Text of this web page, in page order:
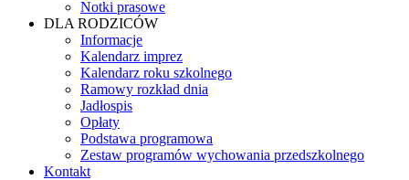
Notki prasowe
DLA RODZICÓW
Informacje
Kalendarz imprez
Kalendarz roku szkolnego
Ramowy rozkład dnia
Jadłospis
Opłaty
Podstawa programowa
Zestaw programów wychowania przedszkolnego
Kontakt